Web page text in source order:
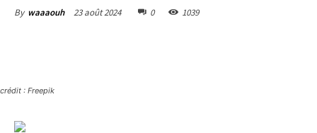
By waaaouh 23 août 2024 0 1039
crédit : Freepik